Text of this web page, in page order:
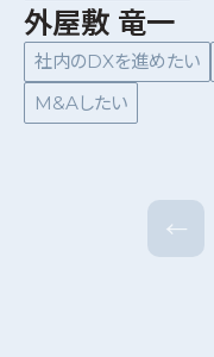
外屋敷 竜一
社内のDXを進めたい
M&Aしたい
←